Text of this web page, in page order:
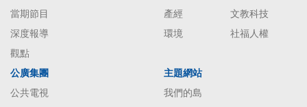
當期節目
深度報導
觀點
產經
文教科技
環境
社福人權
公廣集團
公共電視
主題網站
我們的島